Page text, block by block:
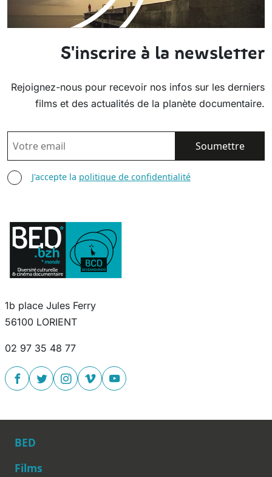
S'inscrire à la newsletter
Rejoignez-nous pour recevoir nos infos sur les derniers
films et des actualités de la planète documentaire.
EMAIL
AGREE TERMS
J'accepte la politique de confidentialité
1b place Jules Ferry
56100 LORIENT
02 97 35 48 77
BED
Films